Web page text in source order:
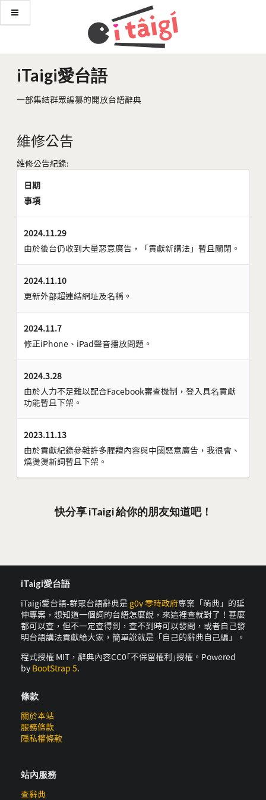
iTaigi愛台語
一部集結群眾編纂的開放台語辭典
維修公告
維修公告紀錄:
日期
事項
2024.11.29
由於後台仍收到大量惡意廣告，「貢獻新講法」暫且關閉。
2024.11.10
更新外部超連結網址及名稱。
2024.11.7
修正iPhone、iPad聲音播放問題。
2024.3.28
由於人力不足難以配合Facebook審查機制，登入具名貢獻
功能暫且下架。
2023.11.13
由於貢獻紀錄參雜許多腥羶內容與中國惡意廣告，我很會、
燒燙燙新詞暫且下架。
快分享 iTaigi 給你的朋友知道吧！
iTaigi愛台語
iTaigi愛台語-群眾台語辭典是 g0v 零時政府專案「萌典」的延
伸專案，想知道一個詞的台語怎麼說，來這裡查就對了！甚麼
都可以查，但不一定查得到，查不到時可以發問，或者自己發
明台語講法貢獻給大家，簡單說就是「自己的辭典自己編」。
程式授權 MIT，辭典內容CC0｢不保留權利｣授權。Powered
by BootStrap 5.
條款
關於本站
服務條款
隱私權條款
站內服務
查辭典